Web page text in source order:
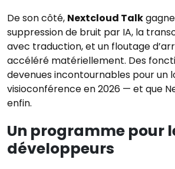
De son côté, Nextcloud Talk
suppression de bruit par IA, la
avec traduction, et un floutage
accéléré matériellement. Des
devenues incontournables pour un
visioconférence en 2026 — et que
enfin.
Un programme pour
développeurs